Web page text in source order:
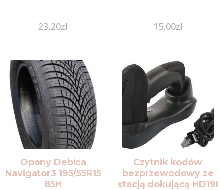
23,20zł 15,00zł
Opony Debica
Navigator3 195/55R15
85H
Czytnik kodów
bezprzewodowy ze
stacją dokującą HD19I